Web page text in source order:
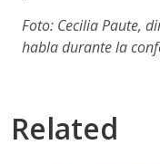
Foto: Cecilia Paute,
habla durante la
Related